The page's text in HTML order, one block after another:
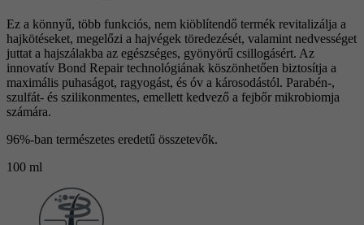
Ez a könnyű, több funkciós, nem kiöblítendő termék revitalizálja a
hajkötéseket, megelőzi a hajvégek töredezését, valamint nedvességet
juttat a hajszálakba az egészséges, gyönyörű csillogásért. Az
innovatív Bond Repair technológiának köszönhetően biztosítja a
maximális puhaságot, ragyogást, és óv a károsodástól. Parabén-,
szulfát- és szilikonmentes, emellett kedvező a fejbőr mikrobiomja
számára.
96%-ban természetes eredetű összetevők.
100 ml